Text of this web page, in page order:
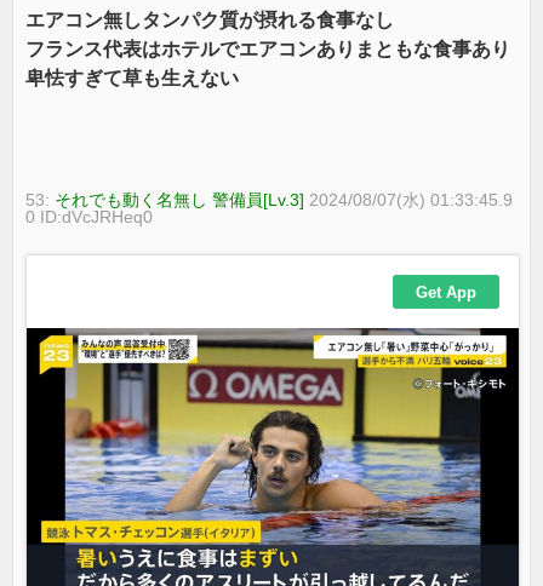
エアコン無しタンパク質が摂れる食事なし
フランス代表はホテルでエアコンありまともな食事あり
卑怯すぎて草も生えない
53: それでも動く名無し 警備員[Lv.3] 2024/08/07(水) 01:33:45.9
0 ID:dVcJRHeq0